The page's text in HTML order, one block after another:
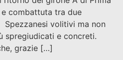
combattuta tra due
volitivi ma non
spregiudicati e concreti.
grazie […]